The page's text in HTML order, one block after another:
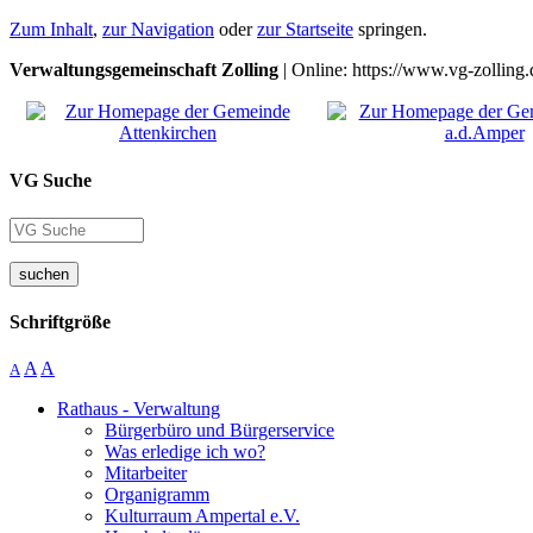
Zum Inhalt, zur Navigation oderzur Startseite springen.
Verwaltungsgemeinschaft Zolling | Online: https://www.vg-
VG Suche
suchen
Schriftgröße
A A A
Rathaus - Verwaltung
Bürgerbüro und Bürgerservice
Was erledige ich wo?
Mitarbeiter
Organigramm
Kulturraum Ampertal e.V.